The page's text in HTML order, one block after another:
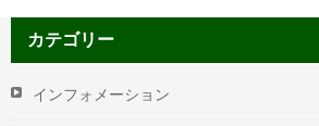
カテゴリー
インフォメーション